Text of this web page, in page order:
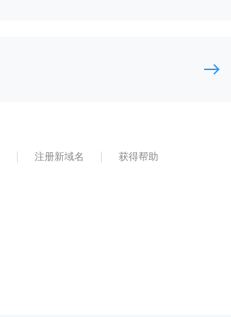
注册新域名 获得帮助